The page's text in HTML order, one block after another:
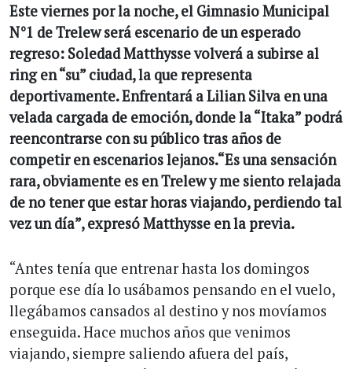
Este viernes por la noche, el Gimnasio Municipal
N°1 de Trelew será escenario de un esperado
regreso: Soledad Matthysse volverá a subirse al
ring en “su” ciudad, la que representa
deportivamente. Enfrentará a Lilian Silva en una
velada cargada de emoción, donde la “Itaka” podrá
reencontrarse con su público tras años de
competir en escenarios lejanos.“Es una sensación
rara, obviamente es en Trelew y me siento relajada
de no tener que estar horas viajando, perdiendo tal
vez un día”, expresó Matthysse en la previa.
“Antes tenía que entrenar hasta los domingos
porque ese día lo usábamos pensando en el vuelo,
llegábamos cansados al destino y nos movíamos
enseguida. Hace muchos años que venimos
viajando, siempre saliendo afuera del país,